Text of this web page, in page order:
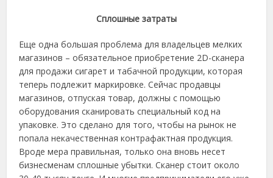
Сплошные затраты
Еще одна большая проблема для владельцев мелких
магазинов – обязательное приобретение 2D-сканера
для продажи сигарет и табачной продукции, которая
теперь подлежит маркировке. Сейчас продавцы
магазинов, отпуская товар, должны с помощью
оборудования сканировать специальный код на
упаковке. Это сделано для того, чтобы на рынок не
попала некачественная контрафактная продукция.
Вроде мера правильная, только она вновь несет
бизнесменам сплошные убытки. Сканер стоит около